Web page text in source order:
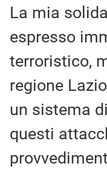
La mia
espresso
terroristico,
regione
un sistema
questi